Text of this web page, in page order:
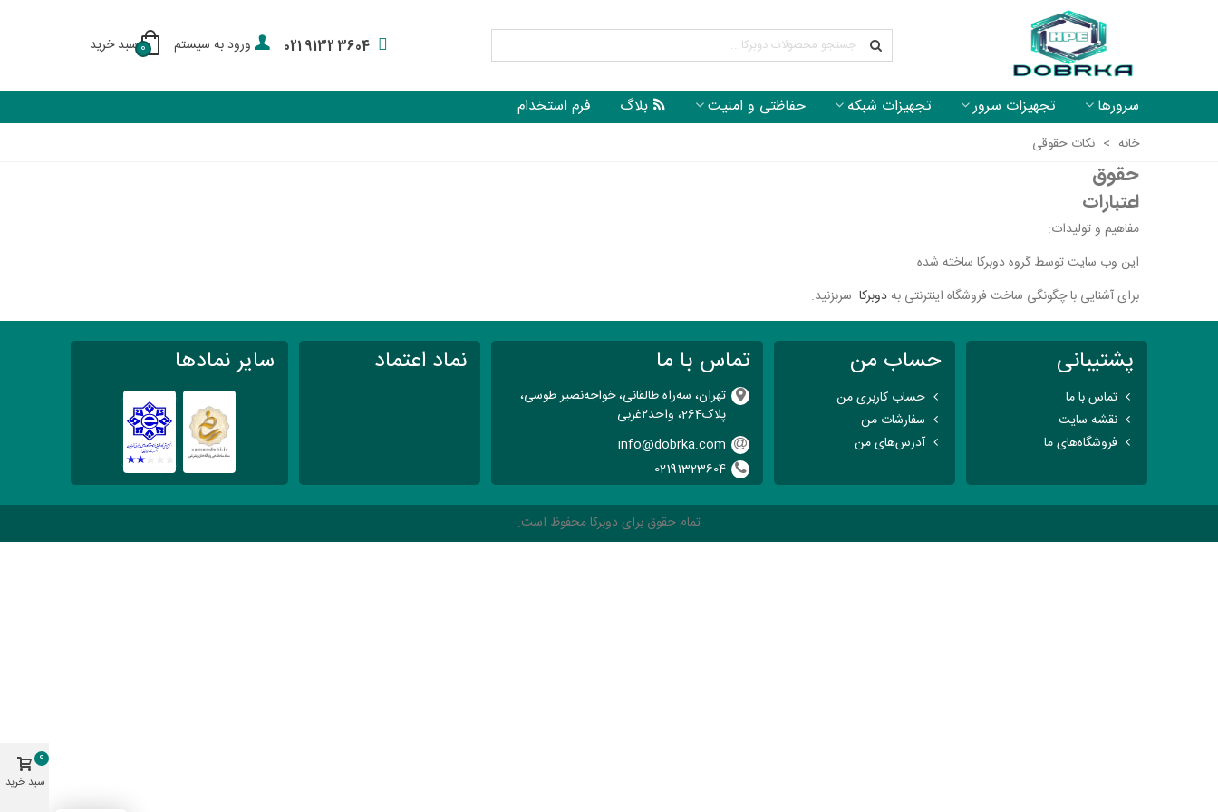
021 9132 3604 ورود به سیستم 0سبد خرید
سرورها تجهیزات سرور تجهیزات شبکه حفاظتی و امنیت بلاگ فرم استخدام
خانه > نکات حقوقی
حقوق
اعتبارات
مفاهیم و تولیدات:
این وب سایت توسط گروه دوبرکا ساخته شده.
برای آشنایی با چگونگی ساخت فروشگاه اینترنتی بهدوبرکا سربزنید.
پشتیبانی
تماس با ما
نقشه سایت
فروشگاه‌های ما
حساب من
حساب کاربری من
سفارشات من
آدرس‌های من
تماس با ما
تهران، سه‌راه طالقانی، خواجه‌نصیر طوسی،
پلاک264، واحد۲‌غربی
info@dobrka.com
02191323604
نماد اعتماد سایر نمادها
تمام حقوق برای دوبرکا محفوظ است.
سبد خرید
0